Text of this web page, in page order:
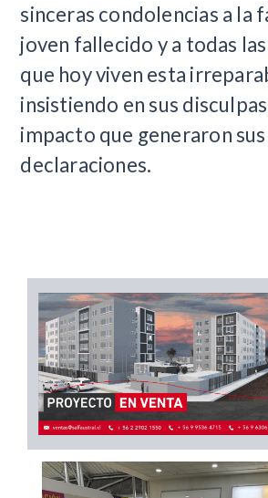
sinceras condolencias a la
joven fallecido y a todas
que hoy viven esta
insistiendo en sus
impacto que generaron sus
declaraciones.